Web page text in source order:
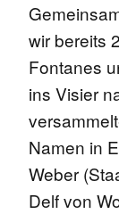
wir bereits
Fontanes
ins Visier
Namen in
Weber
Delf von